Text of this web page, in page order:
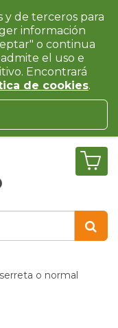
o normal
y de terceros para
información
o continua
el uso e
Encontrará
de cookies.